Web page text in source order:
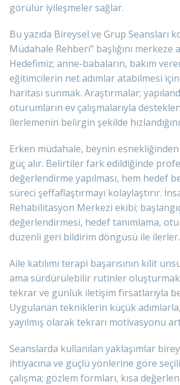
görülür iyileşmeler sağlar.
Bu yazıda Bireysel ve Grup Seansları
Müdahale Rehberi” başlığını merkeze
Hedefimiz; anne-babaların, bakım
eğitimcilerin net adımlar atabilmesi
haritası sunmak. Araştırmalar;
oturumların ev çalışmalarıyla
ilerlemenin belirgin şekilde
Erken müdahale, beynin
güç alır. Belirtiler fark edildiğinde
değerlendirme yapılması, hem hedef
süreci şeffaflaştırmayı kolaylaştırır.
Rehabilitasyon Merkezi ekibi;
değerlendirmesi, hedef tanımlama,
düzenli geri bildirim döngüsü ile ilerler.
Aile katılımı terapi başarısının kilit
ama sürdürülebilir rutinler
tekrar ve günlük iletişim fırsatlarıyla
Uygulanan tekniklerin küçük
yayılmış olarak tekrarı motivasyonu
Seanslarda kullanılan yaklaşımlar
ihtiyacına ve güçlü yönlerine göre
çalışma; gözlem formları, kısa